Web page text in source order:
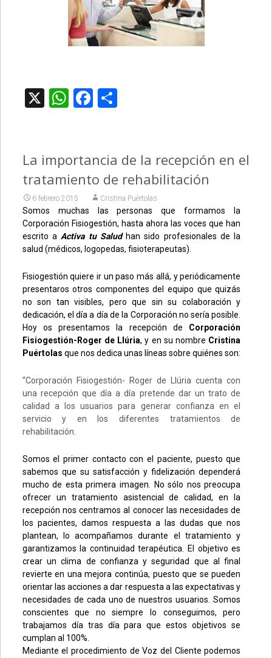
X WhatsApp
Facebook
Compartir
La importancia de la recepción en el
tratamiento de rehabilitación
6 febrero 2015 Cristina Puértolas
Somos muchas las personas que formamos la
Corporación Fisiogestión, hasta ahora las voces que han
escrito a Activa tu Saludhan sido profesionales de la
salud (médicos, logopedas, fisioterapeutas).
Fisiogestión quiere ir un paso más allá, y periódicamente
presentaros otros componentes del equipo que quizás
no son tan visibles, pero que sin su colaboración y
dedicación, el día a día de la Corporación no sería posible.
Hoy os presentamos la recepción de Corporación
Fisiogestión-Roger de Llúria, y en su nombre Cristina
Puértolas que nos dedica unas líneas sobre quiénes son:
“Corporación Fisiogestión- Roger de Llúria cuenta con
una recepción que día a día pretende dar un trato de
calidad a los usuarios para generar confianza en el
servicio y en los diferentes tratamientos de
rehabilitación.
Somos el primer contacto con el paciente, puesto que
sabemos que su satisfacción y fidelización dependerá
mucho de esta primera imagen. No sólo nos preocupa
ofrecer un tratamiento asistencial de calidad, en la
recepción nos centramos al conocer las necesidades de
los pacientes, damos respuesta a las dudas que nos
plantean, lo acompañamos durante el tratamiento y
garantizamos la continuidad terapéutica. El objetivo es
crear un clima de confianza y seguridad que al final
revierte en una mejora continúa, puesto que se pueden
orientar las acciones a dar respuesta a las expectativas y
necesidades de cada uno de nuestros usuarios. Somos
conscientes que no siempre lo conseguimos, pero
trabajamos día tras día para que estos objetivos se
cumplan al 100%.
Mediante el procedimiento de Voz del Cliente podemos